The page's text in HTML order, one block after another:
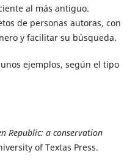
al más antiguo.
de personas autoras, con
y facilitar su búsqueda.
ejemplos, según el tipo
Republic: a conservation
of Textas Press.